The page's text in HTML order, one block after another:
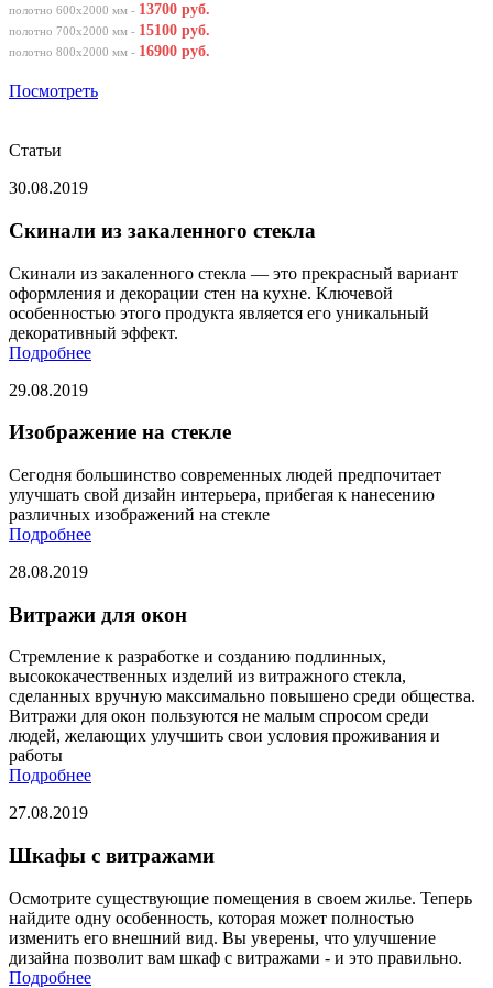
полотно 600х2000 мм - 13700 руб.
полотно 700х2000 мм - 15100 руб.
полотно 800х2000 мм - 16900 руб.
Посмотреть
Статьи
30.08.2019
Скинали из закаленного стекла
Скинали из закаленного стекла — это прекрасный вариант
оформления и декорации стен на кухне. Ключевой
особенностью этого продукта является его уникальный
декоративный эффект.
Подробнее
29.08.2019
Изображение на стекле
Сегодня большинство современных людей предпочитает
улучшать свой дизайн интерьера, прибегая к нанесению
различных изображений на стекле
Подробнее
28.08.2019
Витражи для окон
Стремление к разработке и созданию подлинных,
высококачественных изделий из витражного стекла,
сделанных вручную максимально повышено среди общества.
Витражи для окон пользуются не малым спросом среди
людей, желающих улучшить свои условия проживания и
работы
Подробнее
27.08.2019
Шкафы с витражами
Осмотрите существующие помещения в своем жилье. Теперь
найдите одну особенность, которая может полностью
изменить его внешний вид. Вы уверены, что улучшение
дизайна позволит вам шкаф с витражами - и это правильно.
Подробнее